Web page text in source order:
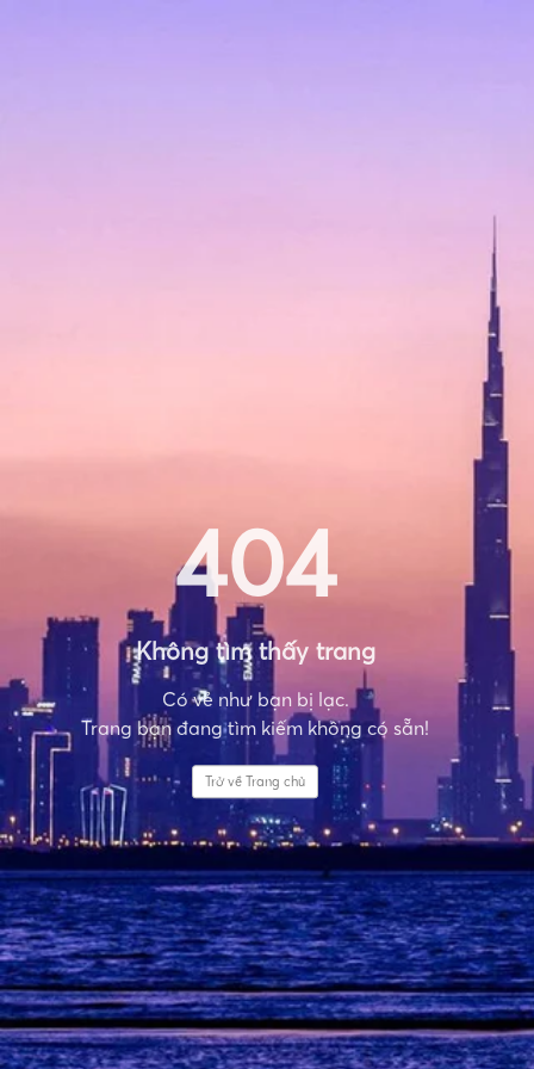
404
Không tìm thấy trang
Có vẻ như bạn bị lạc.
Trang bạn đang tìm kiếm không có sẵn!
Trở về Trang chủ